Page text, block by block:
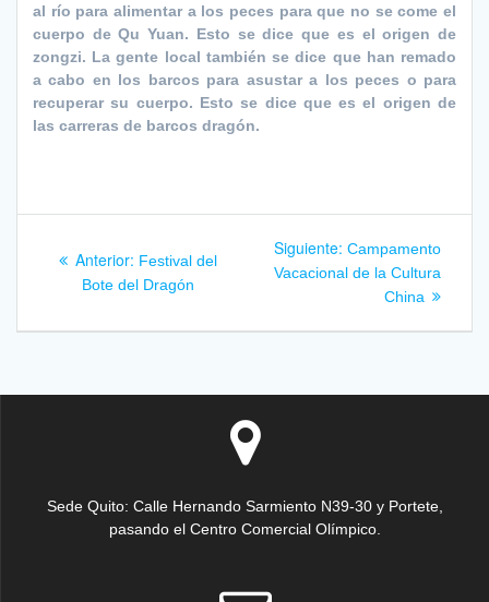
al río para alimentar a los peces para que no se come el
cuerpo de Qu Yuan. Esto se dice que es el origen de
zongzi. La gente local también se dice que han remado
a cabo en los barcos para asustar a los peces o para
recuperar su cuerpo. Esto se dice que es el origen de
las carreras de barcos dragón.
entradas
Anterior: Entrada
anterior:
Festival del
Bote del Dragón
Siguiente: Siguiente
entrada:
Campamento
Vacacional de la Cultura
China
Sede Quito: Calle Hernando Sarmiento N39-30 y Portete,
pasando el Centro Comercial Olímpico.